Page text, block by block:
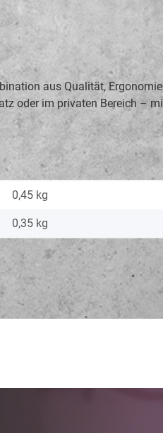
aus Qualität,
oder im privaten Bereich –
0,45 kg
0,35 kg